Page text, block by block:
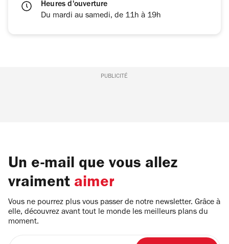
Heures d'ouverture
Du mardi au samedi, de 11h à 19h
PUBLICITÉ
Un e-mail que vous allez
vraiment aimer
Vous ne pourrez plus vous passer de notre newsletter. Grâce à
elle, découvrez avant tout le monde les meilleurs plans du
moment.